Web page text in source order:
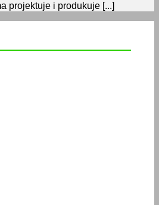
projektuje i produkuje [...]